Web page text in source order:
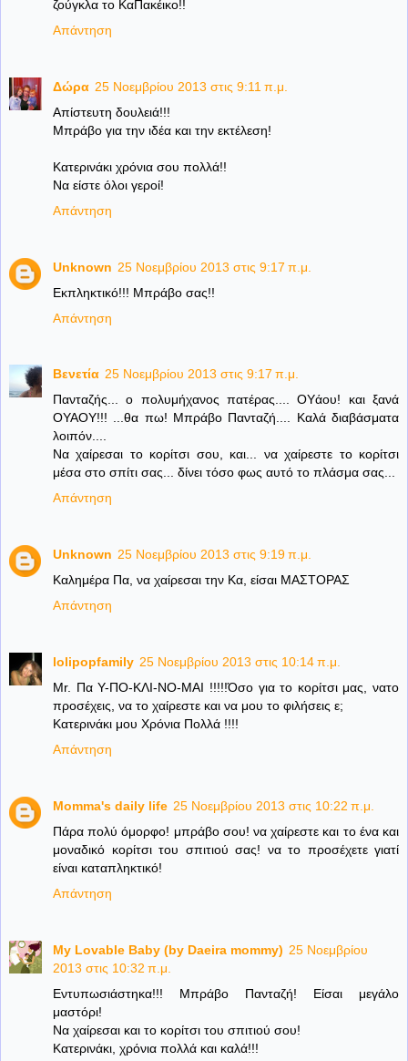
ζούγκλα το ΚαΠακέικο!!
Απάντηση
Δώρα 25 Νοεμβρίου 2013 στις 9:11 π.μ.
Απίστευτη δουλειά!!!
Μπράβο για την ιδέα και την εκτέλεση!
Κατερινάκι χρόνια σου πολλά!!
Να είστε όλοι γεροί!
Απάντηση
Unknown 25 Νοεμβρίου 2013 στις 9:17 π.μ.
Εκπληκτικό!!! Μπράβο σας!!
Απάντηση
Βενετία 25 Νοεμβρίου 2013 στις 9:17 π.μ.
Πανταζής... ο πολυμήχανος πατέρας.... ΟΥάου! και ξανά
ΟΥΑΟΥ!!! ...θα πω! Μπράβο Πανταζή.... Καλά διαβάσματα
λοιπόν....
Να χαίρεσαι το κορίτσι σου, και... να χαίρεστε το κορίτσι
μέσα στο σπίτι σας... δίνει τόσο φως αυτό το πλάσμα σας...
Απάντηση
Unknown 25 Νοεμβρίου 2013 στις 9:19 π.μ.
Καλημέρα Πα, να χαίρεσαι την Κα, είσαι ΜΑΣΤΟΡΑΣ
Απάντηση
lolipopfamily 25 Νοεμβρίου 2013 στις 10:14 π.μ.
Mr. Πα Υ-ΠΟ-ΚΛΙ-ΝΟ-ΜΑΙ !!!!!Όσο για το κορίτσι μας, νατο
προσέχεις, να το χαίρεστε και να μου το φιλήσεις ε;
Κατερινάκι μου Χρόνια Πολλά !!!!
Απάντηση
Momma's daily life 25 Νοεμβρίου 2013 στις 10:22 π.μ.
Πάρα πολύ όμορφο! μπράβο σου! να χαίρεστε και το ένα και
μοναδικό κορίτσι του σπιτιού σας! να το προσέχετε γιατί
είναι καταπληκτικό!
Απάντηση
My Lovable Baby (by Daeira mommy) 25 Νοεμβρίου
2013 στις 10:32 π.μ.
Εντυπωσιάστηκα!!! Μπράβο Πανταζή! Είσαι μεγάλο
μαστόρι!
Να χαίρεσαι και το κορίτσι του σπιτιού σου!
Κατερινάκι, χρόνια πολλά και καλά!!!